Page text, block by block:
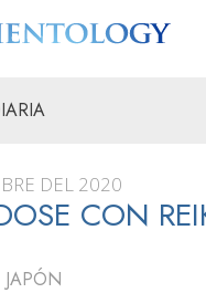
DEL 2020
CON
JAPÓN